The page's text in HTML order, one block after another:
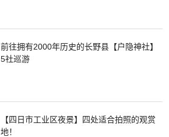
前往拥有2000年历史的长野县【户隐神社】
5社巡游
【四日市工业区夜景】四处适合拍照的观赏
地！